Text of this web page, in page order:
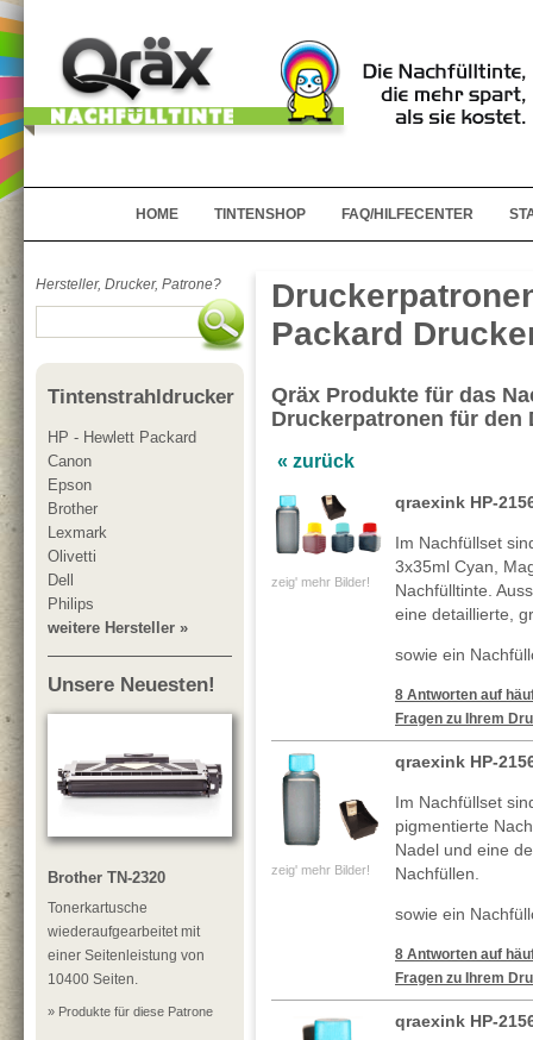
HOME TINTENSHOP FAQ/HILFECENTER
Hersteller, Drucker, Patrone?
Tintenstrahldrucker
HP - Hewlett Packard
Canon
Epson
Brother
Lexmark
Olivetti
Dell
Philips
weitere Hersteller »
Unsere Neuesten!
Brother TN-2320
Tonerkartusche
wiederaufgearbeitet mit
einer Seitenleistung von
10400 Seiten.
» Produkte für diese Patrone
Packard
Qräx Produkte für das
Druckerpatronen für den
« zurück
zeig' mehr Bilder!
qraexink HP-
Im Nachfüllset
3x35ml Cyan,
Nachfülltinte.
eine detaillierte,
sowie ein
8 Antworten auf
Fragen zu Ihrem
zeig' mehr Bilder!
qraexink HP-
Im Nachfüllset
pigmentierte
Nadel und eine
Nachfüllen.
sowie ein
8 Antworten auf
Fragen zu Ihrem
qraexink HP-